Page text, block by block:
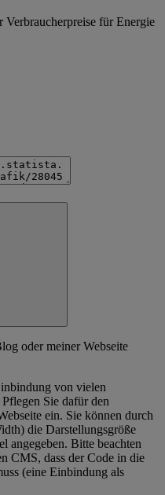
für Energie
oder meiner Webseite
von vielen
Sie dafür den
ein. Sie können durch
die Darstellungsgröße
angegeben. Bitte beachten
CMS, dass der Code in die
(eine Einbindung als